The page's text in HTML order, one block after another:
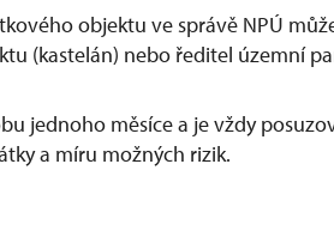
objektu ve správě NPÚ
(kastelán) nebo ředitel územní
jednoho měsíce a je vždy
a míru možných rizik.